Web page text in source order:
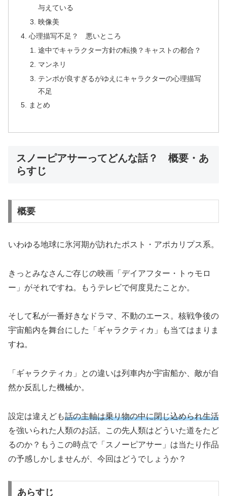
与えている
映像美
心理描写不足？ 悪いところ
途中でキャラクター方針の転換？キャストの都合？
マンネリ
テンポが良すぎるがゆえにキャラクターの心理描写
不足
まとめ
スノーピアサーってどんな話？ 概要・あ
らすじ
概要
いわゆる地球に氷河期が訪れたポスト・アポカリプス系。
きっとみなさんご存じの映画「デイアフター・トゥモロ
ー」がそれですね。もうテレビで何度見たことか。
そして私が一番好きなドラマ、不動のエース。核戦争後の
宇宙船内を舞台にした「ギャラクティカ」も当てはまりま
すね。
「ギャラクティカ」との違いは列車内か宇宙船か、敵が自
然か反乱した機械か。
設定は違えども話の主軸は乗り物の中に閉じ込められ生活
を強いられた人類のお話。この先人類はどういた道をたど
るのか？もうこの時点で「スノーピアサー」は当たり作品
の予感しかしませんが、今回はどうでしょうか？
あらすじ